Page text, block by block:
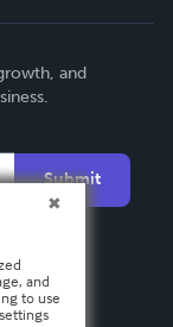
and
Submit
and
to use